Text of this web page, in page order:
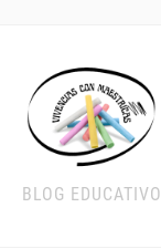
BLOG EDUCATIVO